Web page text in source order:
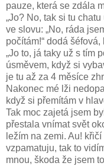
pauze, která se zdála
„Jo? No, tak si tu
ve slovu: „No, ráda
počítám!“ dodá
„Jo to, já taky už s tím
úsměvem, když si
je tu až za 4 měsíce
Nakonec mé lži
když si přemítám v
Tak moc zajetá jsem
přestala vnímat svět
ležím na zemi. Au!
vzpamatuju, tak to
mnou, škoda že jsem